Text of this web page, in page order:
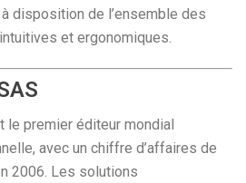
disposition de l’ensemble des
et ergonomiques.
le premier éditeur mondial
avec un chiffre d’affaires de
2006. Les solutions